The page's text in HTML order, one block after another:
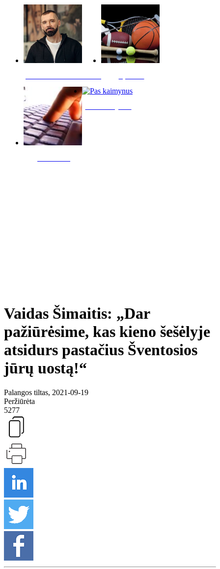
Vaidas Šimaitis: „Dar
pažiūrėsime, kas kieno šešėlyje
atsidurs pastačius Šventosios
jūrų uostą!“
Palangos tiltas, 2021-09-19
Peržiūrėta
5277